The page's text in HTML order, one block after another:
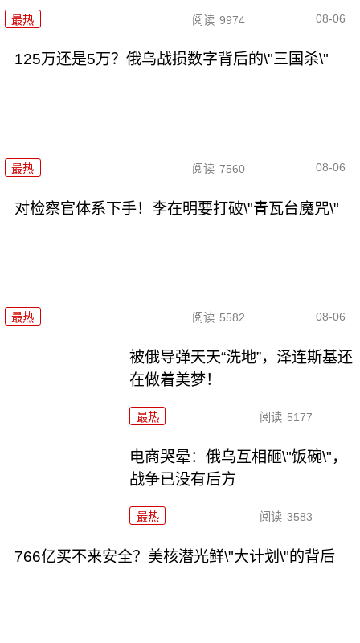
最热 阅读 9974 08-06
125万还是5万？俄乌战损数字背后的\"三国杀\"
最热 阅读 7560 08-06
对检察官体系下手！李在明要打破\"青瓦台魔咒\"
最热 阅读 5582 08-06
被俄导弹天天“洗地”，泽连斯基还
在做着美梦！
最热 阅读 5177
电商哭晕：俄乌互相砸\"饭碗\"，
战争已没有后方
最热 阅读 3583
766亿买不来安全？美核潜光鲜\"大计划\"的背后